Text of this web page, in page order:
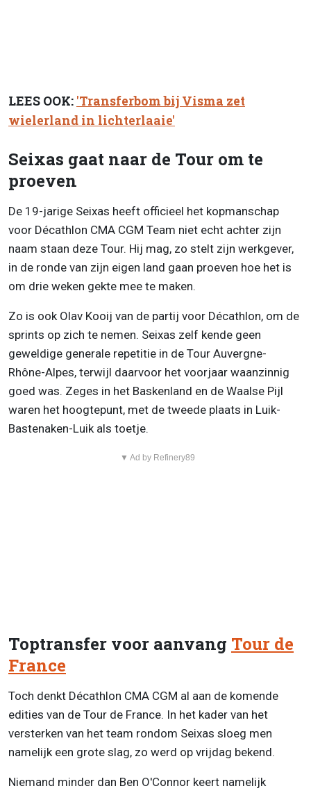
LEES OOK: 'Transferbom bij Visma zet
wielerland in lichterlaaie'
Seixas gaat naar de Tour om te
proeven
De 19-jarige Seixas heeft officieel het kopmanschap
voor Décathlon CMA CGM Team niet echt achter zijn
naam staan deze Tour. Hij mag, zo stelt zijn werkgever,
in de ronde van zijn eigen land gaan proeven hoe het is
om drie weken gekte mee te maken.
Zo is ook Olav Kooij van de partij voor Décathlon, om de
sprints op zich te nemen. Seixas zelf kende geen
geweldige generale repetitie in de Tour Auvergne-
Rhône-Alpes, terwijl daarvoor het voorjaar waanzinnig
goed was. Zeges in het Baskenland en de Waalse Pijl
waren het hoogtepunt, met de tweede plaats in Luik-
Bastenaken-Luik als toetje.
▼ Ad by Refinery89
Toptransfer voor aanvang Tour de
France
Toch denkt Décathlon CMA CGM al aan de komende
edities van de Tour de France. In het kader van het
versterken van het team rondom Seixas sloeg men
namelijk een grote slag, zo werd op vrijdag bekend.
Niemand minder dan Ben O'Connor keert namelijk